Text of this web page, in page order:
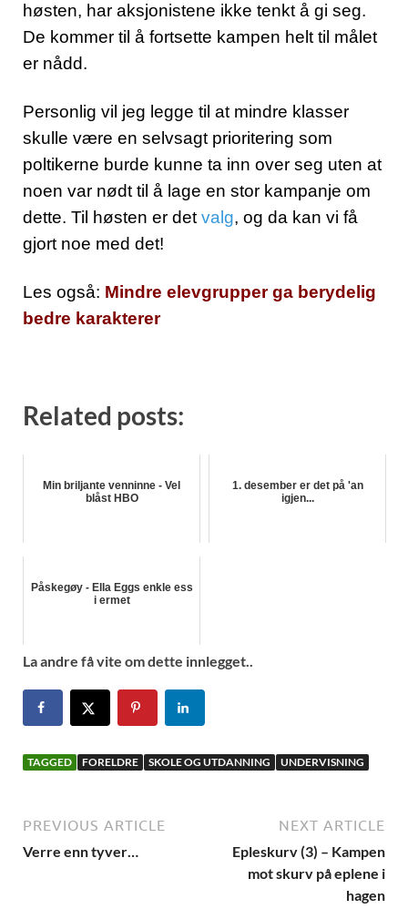
høsten, har aksjonistene ikke tenkt å gi seg.
De kommer til å fortsette kampen helt til målet
er nådd.
Personlig vil jeg legge til at mindre klasser
skulle være en selvsagt prioritering som
poltikerne burde kunne ta inn over seg uten at
noen var nødt til å lage en stor kampanje om
dette. Til høsten er det valg, og da kan vi få
gjort noe med det!
Les også: Mindre elevgrupper ga berydelig
bedre karakterer
Related posts:
Min briljante venninne - Vel
blåst HBO
1. desember er det på 'an
igjen...
Påskegøy - Ella Eggs enkle ess
i ermet
La andre få vite om dette innlegget..
TAGGED FORELDRE SKOLE OG UTDANNING UNDERVISNING
PREVIOUS ARTICLE
Verre enn tyver…
NEXT ARTICLE
Epleskurv (3) – Kampen
mot skurv på eplene i
hagen